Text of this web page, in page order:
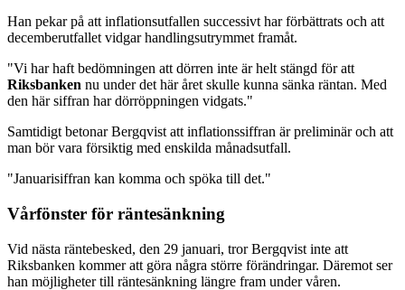
Han pekar på att inflationsutfallen successivt har förbättrats och att
decemberutfallet vidgar handlingsutrymmet framåt.
"Vi har haft bedömningen att dörren inte är helt stängd för att
Riksbanken nu under det här året skulle kunna sänka räntan. Med
den här siffran har dörröppningen vidgats."
Samtidigt betonar Bergqvist att inflationssiffran är preliminär och att
man bör vara försiktig med enskilda månadsutfall.
"Januarisiffran kan komma och spöka till det."
Vårfönster för räntesänkning
Vid nästa räntebesked, den 29 januari, tror Bergqvist inte att
Riksbanken kommer att göra några större förändringar. Däremot ser
han möjligheter till räntesänkning längre fram under våren.